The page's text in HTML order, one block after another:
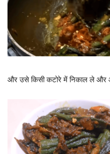
और उसे किसी कटोरे में निकाल ले और